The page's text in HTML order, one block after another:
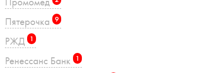
Пятерочка 9
РЖД 1
Ренессанс Банк 1